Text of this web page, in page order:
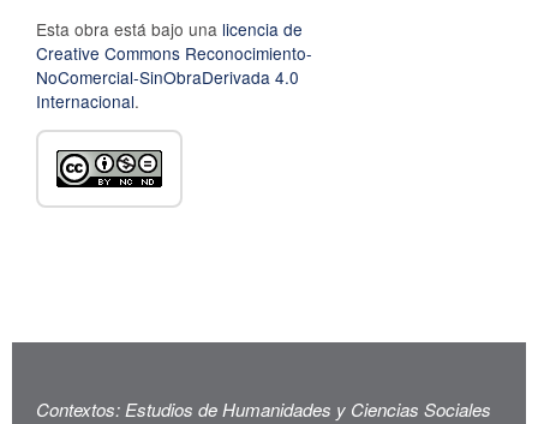
Esta obra está bajo una licencia de
Creative Commons Reconocimiento-
NoComercial-SinObraDerivada 4.0
Internacional.
Contextos: Estudios de Humanidades y Ciencias Sociales